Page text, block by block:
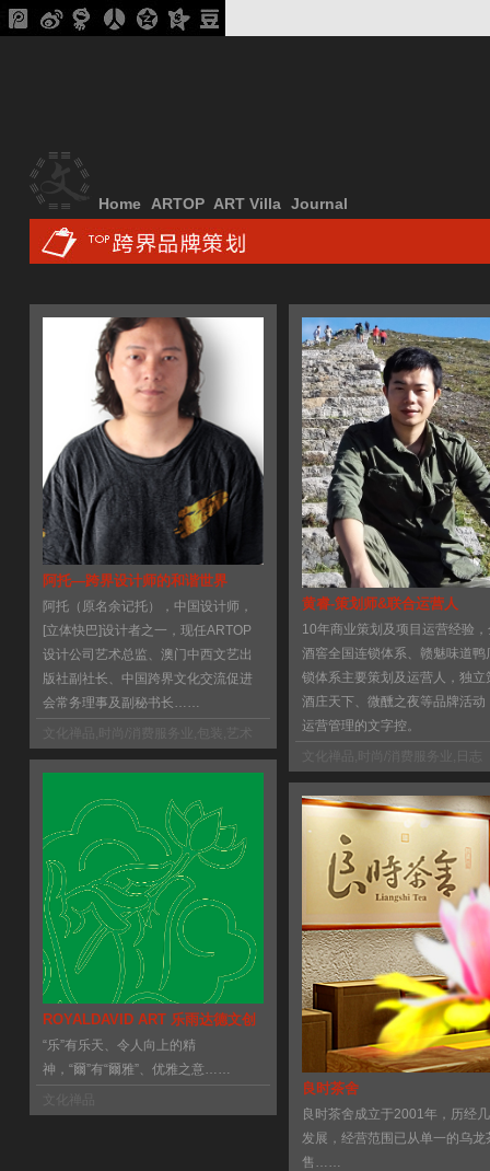
Home ARTOP ART Villa Journal
阿托—跨界设计师的和谐世界
阿托（原名余记托），中国设计师，
[立体快巴]设计者之一，现任ARTOP
设计公司艺术总监、澳门中西文艺出
版社副社长、中国跨界文化交流促进
会常务理事及副秘书长……
类出版,日志
ROYALDAVID ART 乐雨达德文创
“乐”有乐天、令人向上的精
神，“爾”有“爾雅”、优雅之意……
黄睿-策划师&联合运营人
10年商业策划及项目运营经验
酒窖全国连锁体系、赣魅味道鸭
锁体系主要策划及运营人，独立
酒庄天下、微醺之夜等品牌活动
运营管理的文字控。
良时茶舍
良时茶舍成立于2001年，历经
发展，经营范围已从单一的乌龙
售……